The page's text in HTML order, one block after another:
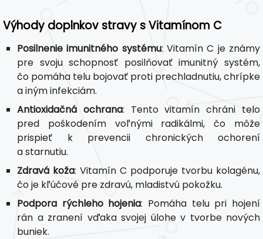
Výhody doplnkov stravy s Vitamínom C
Posilnenie imunitného systému: Vitamín C je známy
pre svoju schopnosť posilňovať imunitný systém,
čo pomáha telu bojovať proti prechladnutiu, chrípke
a iným infekciám.
Antioxidačná ochrana: Tento vitamín chráni telo
pred poškodením voľnými radikálmi, čo môže
prispieť k prevencii chronických ochorení
a starnutiu.
Zdravá koža: Vitamín C podporuje tvorbu kolagénu,
čo je kľúčové pre zdravú, mladistvú pokožku.
Podpora rýchleho hojenia: Pomáha telu pri hojení
rán a zranení vďaka svojej úlohe v tvorbe nových
buniek.